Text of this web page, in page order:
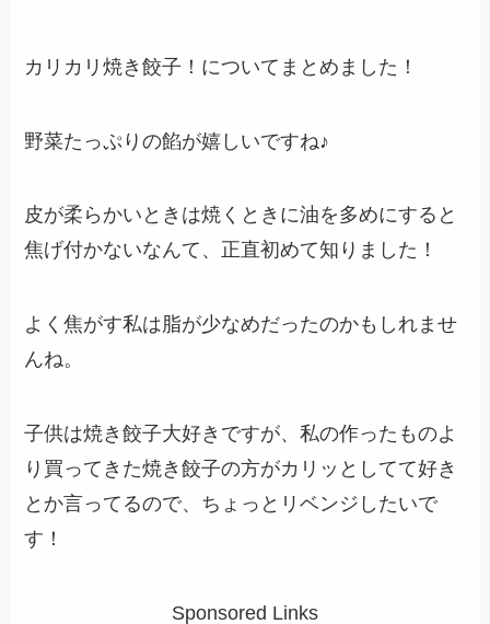
カリカリ焼き餃子！についてまとめました！
野菜たっぷりの餡が嬉しいですね♪
皮が柔らかいときは焼くときに油を多めにすると
焦げ付かないなんて、正直初めて知りました！
よく焦がす私は脂が少なめだったのかもしれませ
んね。
子供は焼き餃子大好きですが、私の作ったものよ
り買ってきた焼き餃子の方がカリッとしてて好き
とか言ってるので、ちょっとリベンジしたいで
す！
Sponsored Links